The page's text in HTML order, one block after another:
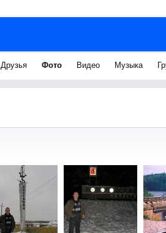
Друзья Фото Видео Музыка